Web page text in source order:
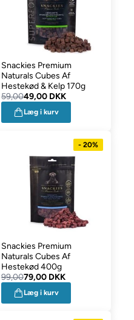
Snackies Premium
Naturals Cubes Af
Hestekød & Kelp 170g
59,0049,00 DKK
Læg i kurv
- 20%
Snackies Premium
Naturals Cubes Af
Hestekød 400g
99,0079,00 DKK
Læg i kurv